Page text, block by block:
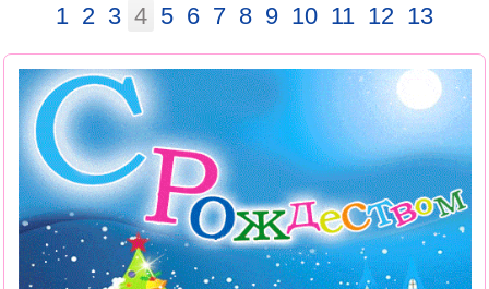
1 2 3 4 5 6 7 8 9 10 11 12 13